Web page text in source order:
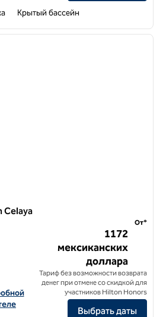
Крытый бассейн
Celaya
об отеле DoubleTree by Hilton Celaya
От*
1172
мексиканских
доллара
Тариф без возможности возврата
денег при отмене со скидкой для
участников Hilton Honors
Выбрать даты